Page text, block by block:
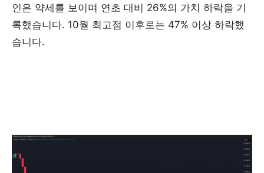
인은 약세를 보이며 연초 대비 26%의 가치 하락을 기
록했습니다. 10월 최고점 이후로는 47% 이상 하락했
습니다.